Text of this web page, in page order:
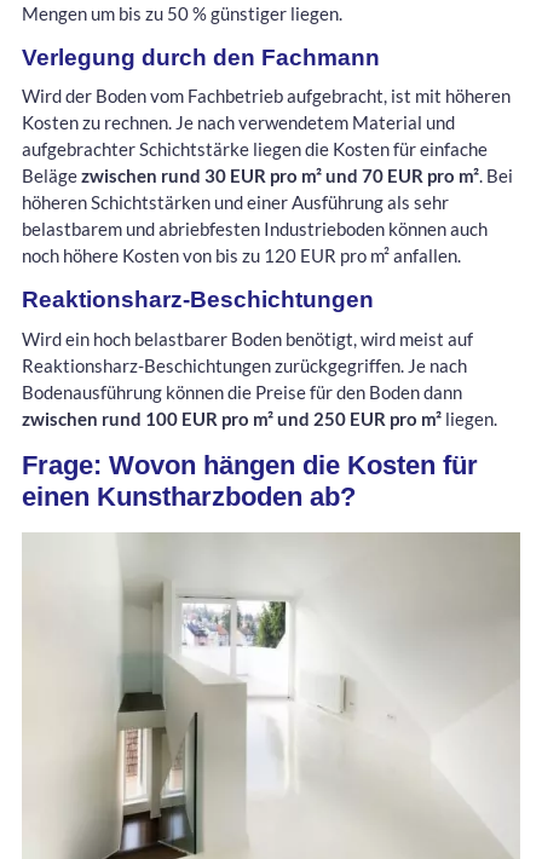
Mengen um bis zu 50 % günstiger liegen.
Verlegung durch den Fachmann
Wird der Boden vom Fachbetrieb aufgebracht, ist mit höheren
Kosten zu rechnen. Je nach verwendetem Material und
aufgebrachter Schichtstärke liegen die Kosten für einfache
Belägezwischen rund 30 EUR pro m² und 70 EUR pro m². Bei
höheren Schichtstärken und einer Ausführung als sehr
belastbarem und abriebfesten Industrieboden können auch
noch höhere Kosten von bis zu 120 EUR pro m² anfallen.
Reaktionsharz-Beschichtungen
Wird ein hoch belastbarer Boden benötigt, wird meist auf
Reaktionsharz-Beschichtungen zurückgegriffen. Je nach
Bodenausführung können die Preise für den Boden dann
zwischen rund 100 EUR pro m² und 250 EUR pro m² liegen.
Frage: Wovon hängen die Kosten für
einen Kunstharzboden ab?